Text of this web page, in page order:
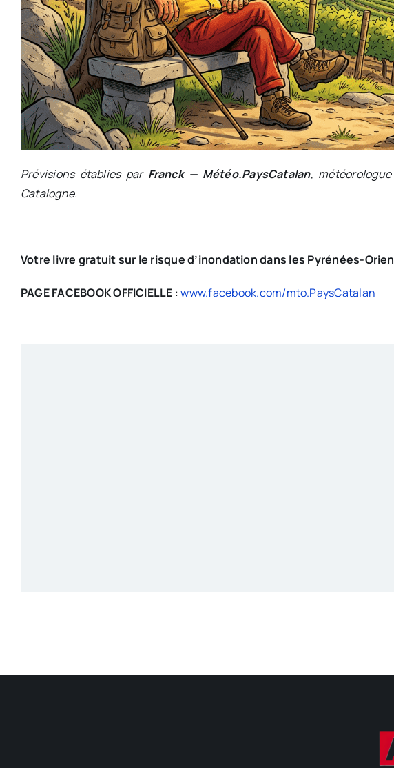
Prévisions établies par Franck — Météo.PaysCatalan,
Catalogne.
Votre livre gratuit sur le risque d’inondation dans les Pyrénées-
PAGE FACEBOOK OFFICIELLE :www.facebook.com/mto.PaysCatalan